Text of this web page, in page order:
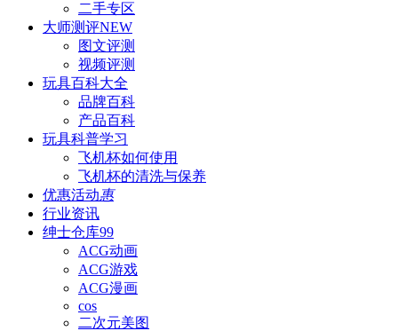
二手专区
大师测评NEW
图文评测
视频评测
玩具百科大全
品牌百科
产品百科
玩具科普学习
飞机杯如何使用
飞机杯的清洗与保养
优惠活动惠
行业资讯
绅士仓库99
ACG动画
ACG游戏
ACG漫画
cos
二次元美图